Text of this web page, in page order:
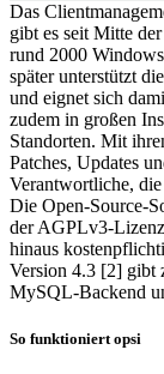
Das
gibt es seit Mitte
rund 2000
später unterstützt
und eignet sich
zudem in großen
Standorten. Mit
Patches, Updates
Verantwortliche,
Die Open-Source-
der AGPLv3-
hinaus
Version 4.3 [2] gibt
MySQL-Backend
So funktioniert opsi